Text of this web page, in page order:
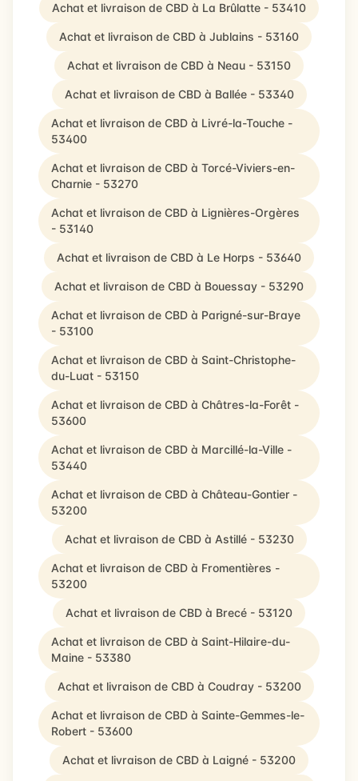
Achat et livraison de CBD à La Brûlatte - 53410
Achat et livraison de CBD à Jublains - 53160
Achat et livraison de CBD à Neau - 53150
Achat et livraison de CBD à Ballée - 53340
Achat et livraison de CBD à Livré-la-Touche -
53400
Achat et livraison de CBD à Torcé-Viviers-en-
Charnie - 53270
Achat et livraison de CBD à Lignières-Orgères
- 53140
Achat et livraison de CBD à Le Horps - 53640
Achat et livraison de CBD à Bouessay - 53290
Achat et livraison de CBD à Parigné-sur-Braye
- 53100
Achat et livraison de CBD à Saint-Christophe-
du-Luat - 53150
Achat et livraison de CBD à Châtres-la-Forêt -
53600
Achat et livraison de CBD à Marcillé-la-Ville -
53440
Achat et livraison de CBD à Château-Gontier -
53200
Achat et livraison de CBD à Astillé - 53230
Achat et livraison de CBD à Fromentières -
53200
Achat et livraison de CBD à Brecé - 53120
Achat et livraison de CBD à Saint-Hilaire-du-
Maine - 53380
Achat et livraison de CBD à Coudray - 53200
Achat et livraison de CBD à Sainte-Gemmes-le-
Robert - 53600
Achat et livraison de CBD à Laigné - 53200